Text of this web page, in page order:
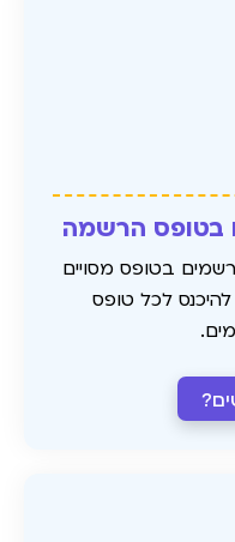
בטופס הרשמה
בטופס מסויים
לכל טופס